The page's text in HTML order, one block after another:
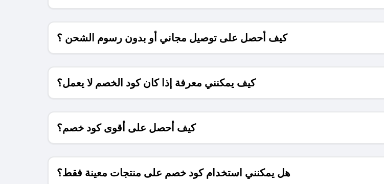
كيف أحصل على توصيل مجاني أو بدون رسوم الشحن ؟
كيف يمكنني معرفة إذا كان كود الخصم لا يعمل؟
كيف أحصل على أقوى كود خصم؟
هل يمكنني استخدام كود خصم على منتجات معينة فقط؟